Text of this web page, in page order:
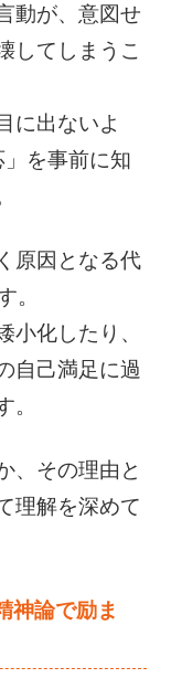
動が、意図せ
してしまうこ
に出ないよ
を事前に知
原因となる代
。
小化したり、
自己満足に過
。
、その理由と
理解を深めて
神論で励ま